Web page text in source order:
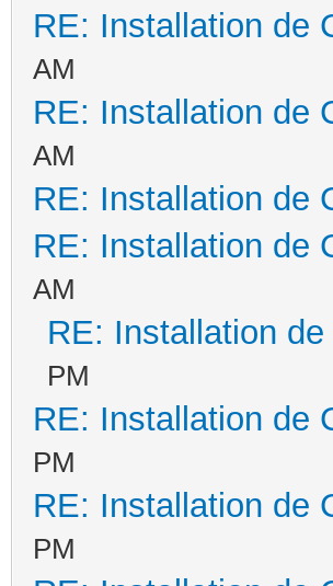
RE: Installation de
AM
RE: Installation de
AM
RE: Installation de
RE: Installation de
AM
RE: Installation
PM
RE: Installation de
PM
RE: Installation de
PM